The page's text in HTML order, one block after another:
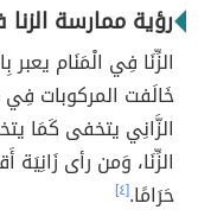
رؤية ممارسة
الزِّنَا فِي الْمَنَام يعبر
خَالَفت المركوبات
الزَّانِي يتخفى كَمَا
الزِّنَا، وَمن رأى
حَرَامًا.[٤]